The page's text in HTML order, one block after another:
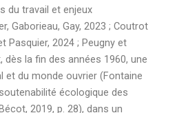
du travail et enjeux
Gaborieau, Gay, 2023 ; Coutrot
Pasquier, 2024 ; Peugny et
dès la fin des années 1960, une
et du monde ouvrier (Fontaine
écologique des
2019, p. 28), dans un